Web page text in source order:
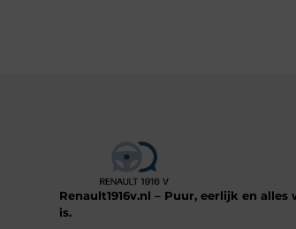
Renault1916v.nl – Puur, eerlijk en
is.